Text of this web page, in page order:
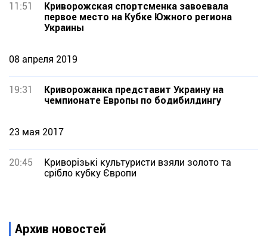
11:51
Криворожская спортсменка завоевала
первое место на Кубке Южного региона
Украины
08 апреля 2019
19:31
Криворожанка представит Украину на
чемпионате Европы по бодибилдингу
23 мая 2017
20:45
Криворізькі культуристи взяли золото та
срібло кубку Європи
Архив новостей